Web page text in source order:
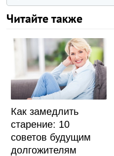
Читайте также
Как замедлить
старение: 10
советов будущим
долгожителям